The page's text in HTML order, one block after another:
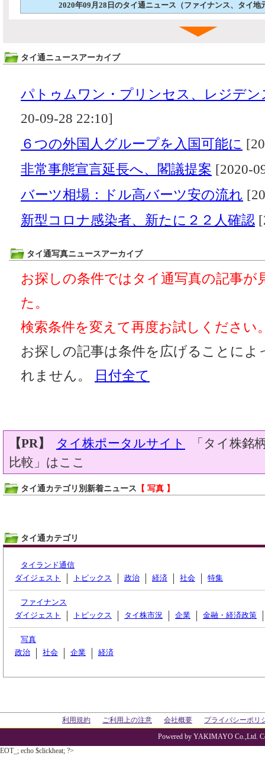
2020年09月28日のタイ通ニュース（ファイナンス、タイ地
タイ通ニュースアーカイブ
パトゥムワン・プリンセス、レジデン
20-09-28 22:10]
６つの外国人グループを入国可能に
非常事態宣言延長へ、閣議提案 [2020-
バーツ相場：ドル高バーツ安の流れ
新型コロナ感染者、新たに２２人確認
タイ通写真ニュースアーカイブ
お探しの条件ではタイ通写真の記事が
た。
検索条件を変えて再度お試しください
お探しの記事は条件を広げることに
れません。
日付全て
【PR】 タイ株ポータルサイト
「タイ株銘
比較」はここ
タイ通カテゴリ別新着ニュース 【 写真 】
タイ通カテゴリ
タイランド通信
ダイジェスト
トピックス 政治 経済 社会 特集
ファイナンス
ダイジェスト
トピックス タイ株市況 企業 金融・経済政策
写真
政治
社会 企業 経済
利用規約 ご利用上の注意 会社概要 プライバシーポリ
Powered by YAKIMAYO Co.,Ltd.
EOT_; echo $clickheat; ?>